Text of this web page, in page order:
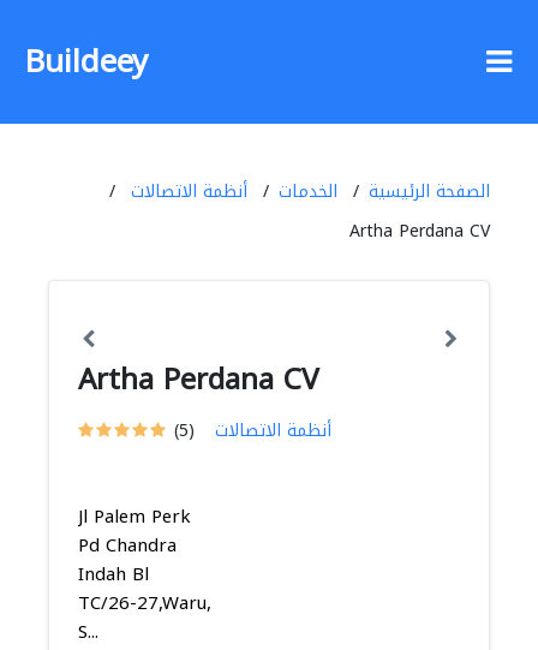
Buildeey
الصفحة الرئيسية الخدمات
أنظمة الاتصالات
Artha Perdana CV
Artha Perdana CV
(5) أنظمة الاتصالات
Jl Palem Perk
Pd Chandra
Indah Bl
TC/26-27,Waru,
S...